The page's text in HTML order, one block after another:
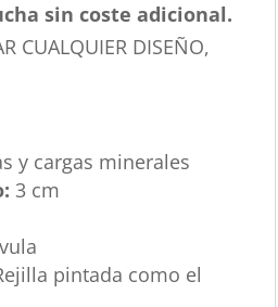
sin coste adicional.
CUALQUIER DISEÑO,
y cargas minerales
3 cm
pintada como el